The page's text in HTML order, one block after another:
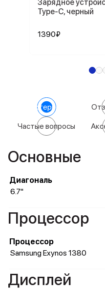
Зарядное
Type-C, черный
1390₽
Характеристики
Частые вопросы
Основные
Диагональ
6.7"
Процессор
Процессор
Samsung Exynos 1380
Дисплей